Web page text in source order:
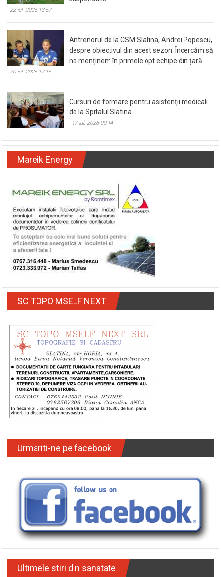
22 iul. 2026 13:57
Antrenorul de la CSM Slatina, Andrei Popescu,
despre obiectivul din acest sezon: Încercăm să
ne menținem în primele opt echipe din țară
20 iul. 2026 17:16
Cursuri de formare pentru asistenții medicali
de la Spitalul Slatina
17 iul. 2026 00:14
Mareik Energy
SC TOPO MSELF NEXT
Urmariti-ne pe facebook
Ultimele stiri din sanatate